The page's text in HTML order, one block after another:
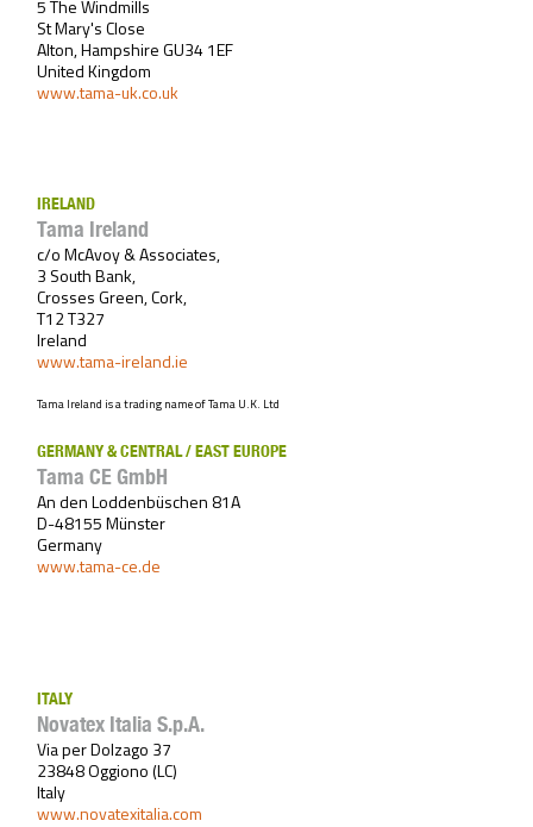
5 The Windmills
St Mary's Close
Alton, Hampshire GU34 1EF
United Kingdom
www.tama-uk.co.uk
IRELAND
Tama Ireland
c/o McAvoy & Associates,
3 South Bank,
Crosses Green, Cork,
T12 T327
Ireland
www.tama-ireland.ie
Tama Ireland is a trading name of Tama U.K. Ltd
GERMANY & CENTRAL / EAST EUROPE
Tama CE GmbH
An den Loddenbüschen 81A
D-48155 Münster
Germany
www.tama-ce.de
ITALY
Novatex Italia S.p.A.
Via per Dolzago 37
23848 Oggiono (LC)
Italy
www.novatexitalia.com